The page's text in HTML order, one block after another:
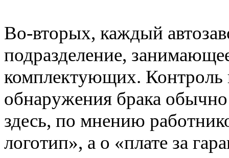
Во-вторых, каждый
подразделение,
комплектующих. Контроль
обнаружения брака
здесь, по мнению
логотип», а о «плате за